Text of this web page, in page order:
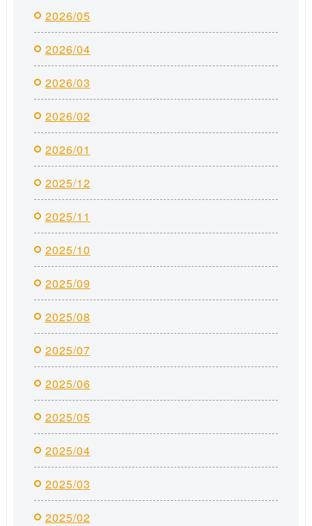
2026/05
2026/04
2026/03
2026/02
2026/01
2025/12
2025/11
2025/10
2025/09
2025/08
2025/07
2025/06
2025/05
2025/04
2025/03
2025/02